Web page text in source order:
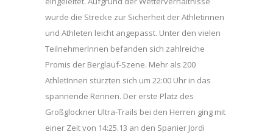
wurde die Strecke zur Sicherheit der Athletinnen
und Athleten leicht angepasst. Unter den vielen
TeilnehmerInnen befanden sich zahlreiche
Promis der Berglauf-Szene. Mehr als 200
AthletInnen stürzten sich um 22:00 Uhr in das
spannende Rennen. Der erste Platz des
Großglockner Ultra-Trails bei den Herren ging mit
einer Zeit von 14:25.13 an den Spanier Jordi